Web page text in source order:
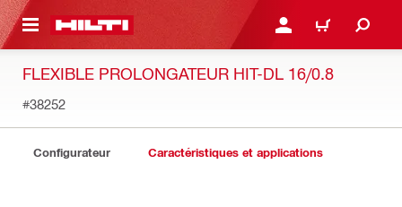
CONTENT CONNEXION OU
PANIER
FLEXIBLE PROLONGATEUR HIT-DL 16/0.8
#38252
Configurateur Caractéristiques et applications